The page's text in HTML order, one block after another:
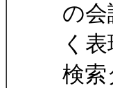
の
く
検索